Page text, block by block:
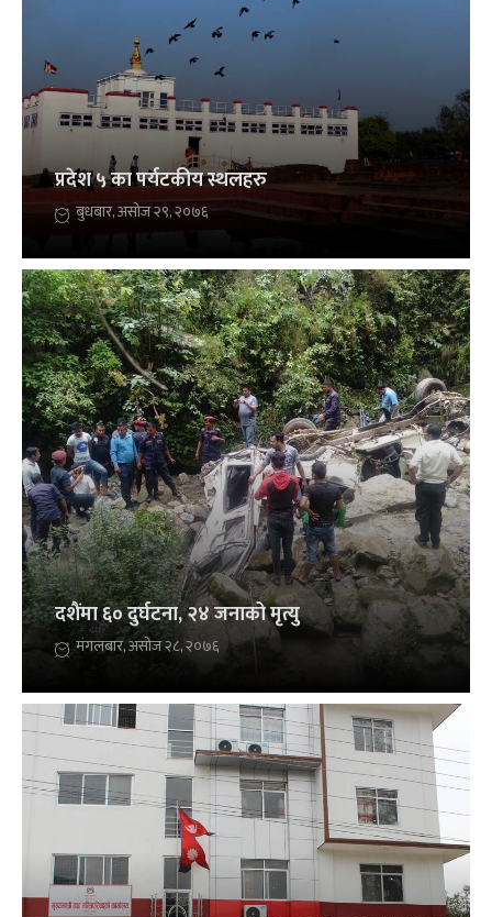
प्रदेश ५ का पर्यटकीय स्थलहरु
बुधबार, असोज २९, २०७६
दशैंमा ६० दुर्घटना, २४ जनाको मृत्यु
मंगलबार, असोज २८, २०७६